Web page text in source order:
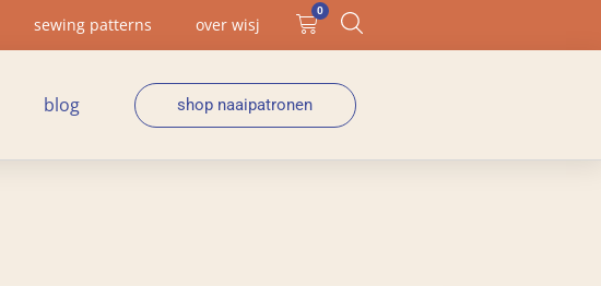
sewing patterns over wisj
0
blog shop naaipatronen